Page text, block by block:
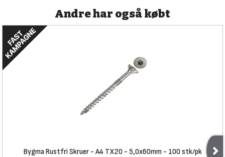
Andre har også købt
Bygma Rustfri Skruer - A4 TX20 - 5,0x60mm - 100 stk/pk